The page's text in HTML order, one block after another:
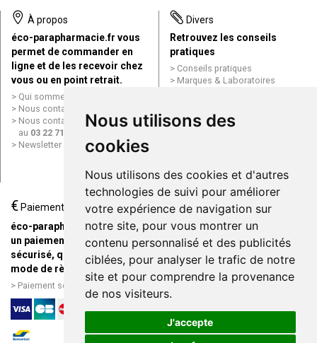
Nous utilisons des
cookies
Nous utilisons des cookies et d'autres
technologies de suivi pour améliorer
votre expérience de navigation sur
notre site, pour vous montrer un
contenu personnalisé et des publicités
ciblées, pour analyser le trafic de notre
site et pour comprendre la provenance
de nos visiteurs.
J'accepte
À propos
éco-parapharmacie.fr vous
permet de commander en
ligne et de les recevoir chez
vous ou en point retrait.
Qui sommes nous ?
Nous contacter par e-mail
Nous contacter par téléphone
au 03 22 71 64 10
Newsletter
Divers
Retrouvez les conseils
pratiques
Conseils pratiques
Marques & Laboratoires
Mentions légales
Données personnelles
ligne
€ Paiement
éco-parapharmacie.fr offre
un paiement entièrement
sécurisé, quel que soit le
mode de règlement
Paiement sécurisé et simple
Livraison / Point retrait
Commandez en ligne et
recevez votre commande
rapidement chez vous ou en
point retrait
Livraison chez vous ou en